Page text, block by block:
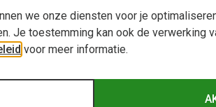
we onze diensten voor je
Je toestemming kan ook de verwerking
voor meer informatie.